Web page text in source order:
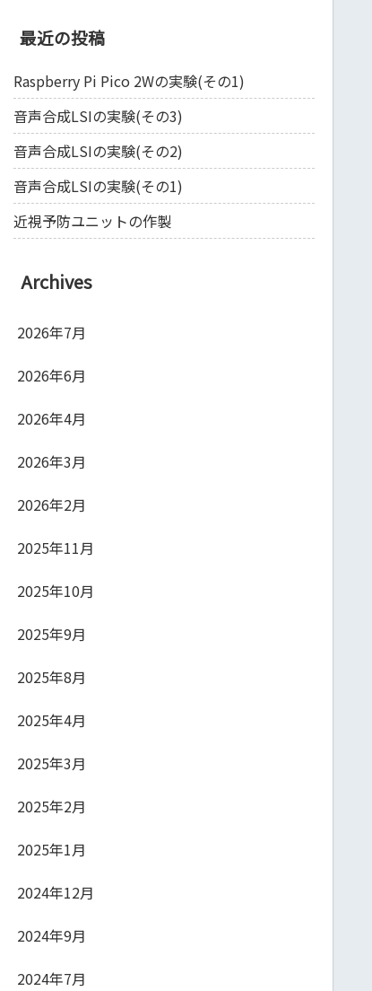
最近の投稿
Raspberry Pi Pico 2Wの実験(その1)
音声合成LSIの実験(その3)
音声合成LSIの実験(その2)
音声合成LSIの実験(その1)
近視予防ユニットの作製
Archives
2026年7月
2026年6月
2026年4月
2026年3月
2026年2月
2025年11月
2025年10月
2025年9月
2025年8月
2025年4月
2025年3月
2025年2月
2025年1月
2024年12月
2024年9月
2024年7月